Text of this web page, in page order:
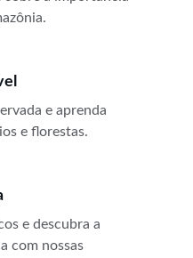
e aprenda
e florestas.
e descubra a
com nossas